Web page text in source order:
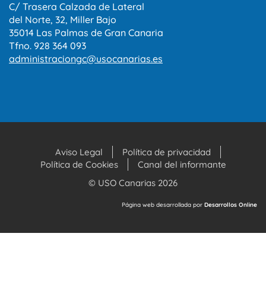
C/ Trasera Calzada de Lateral
del Norte, 32, Miller Bajo
35014 Las Palmas de Gran Canaria
Tfno. 928 364 093
administraciongc@usocanarias.es
Aviso Legal
Política de privacidad
Política de Cookies
Canal del informante
© USO Canarias 2026
Página web desarrollada por Desarrollos Online